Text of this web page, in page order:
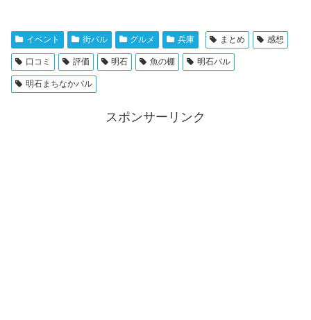
イベント 街バル グルメ 兵庫 まとめ 感想
口コミ 評価 明石 魚の棚 明石バル
明石まちなかバル
スポンサーリンク